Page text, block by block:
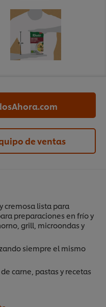
cremosa lista para
preparaciones en frío y
grill, microondas y
siempre el mismo
carne, pastas y recetas
de ventas